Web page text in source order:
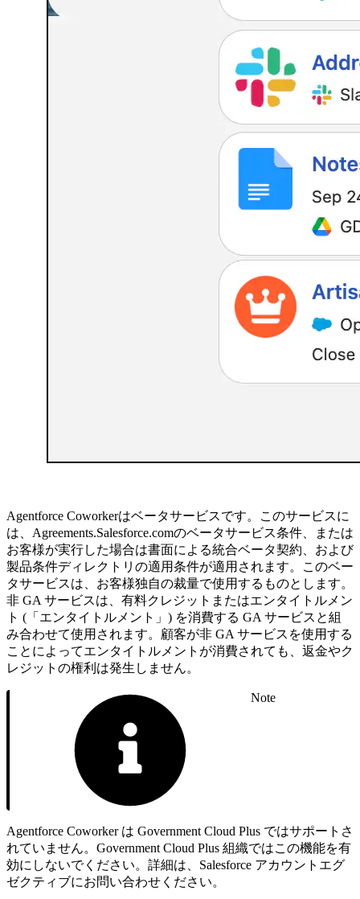
Agentforce Coworkerはベータサービスです。このサービスに
は、Agreements.Salesforce.comのベータサービス条件、または
お客様が実行した場合は書面による統合ベータ契約、および
製品条件ディレクトリの適用条件が適用されます。このベー
タサービスは、お客様独自の裁量で使用するものとします。
非 GA サービスは、有料クレジットまたはエンタイトルメン
ト (「エンタイトルメント」) を消費する GA サービスと組
み合わせて使用されます。顧客が非 GA サービスを使用する
ことによってエンタイトルメントが消費されても、返金やク
レジットの権利は発生しません。
Note
Agentforce Coworker は Government Cloud Plus ではサポートさ
れていません。Government Cloud Plus 組織ではこの機能を有
効にしないでください。詳細は、Salesforce アカウントエグ
ゼクティブにお問い合わせください。